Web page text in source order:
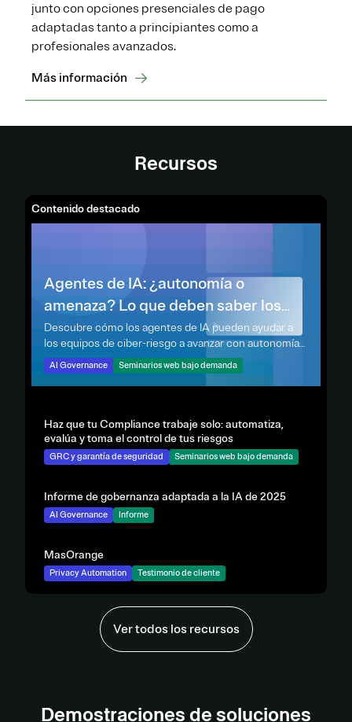
junto con opciones presenciales de pago
adaptadas tanto a principiantes como a
profesionales avanzados.
Más información
Recursos
Contenido destacado
Agentes de IA: ¿autonomía o
amenaza? Lo que deben saber los
equipos de ciber-riesgo
Descubre cómo los agentes de IA pueden ayudar a
los equipos de ciber-riesgo a avanzar con autonomía
controlada y una gestión segura y transparente.
AI Governance Seminarios web bajo demanda
Haz que tu Compliance trabaje solo: automatiza,
evalúa y toma el control de tus riesgos
GRC y garantía de seguridad Seminarios web bajo demanda
Informe de gobernanza adaptada a la IA de 2025
AI Governance Informe
MasOrange
Privacy Automation Testimonio de cliente
Ver todos los recursos
Demostraciones de soluciones
Demostración de Gobernanza de